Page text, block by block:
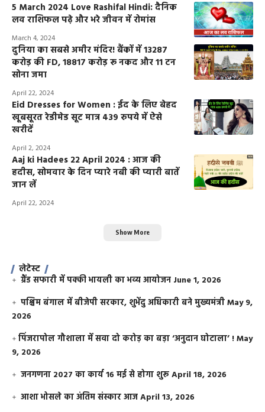
5 March 2024 Love Rashifal Hindi: दैनिक
लव राशिफल पढ़े और भरे जीवन में रोमांस
March 4, 2024
दुनिया का सबसे अमीर मंदिर! बैंकों में 13287
करोड़ की FD, 18817 करोड़ रू नकद और 11 टन
सोना जमा
April 22, 2024
Eid Dresses for Women : ईद के लिए बेहद
खूबसूरत रेडीमेड सूट मात्र 439 रुपये में ऐसे
खरीदें
April 2, 2024
Aaj ki Hadees 22 April 2024 : आज की
हदीस, सोमवार के दिन प्यारे नबी की प्यारी बातें
जान लें
April 22, 2024
Show More
लेटेस्ट
ग्रैंड सफारी में पक्की भायली का भव्य आयोजन June 1, 2026
पश्चिम बंगाल में बीजेपी सरकार, शुभेंदु अधिकारी बने मुख्यमंत्रीMay 9,
2026
​पिंजरापोल गौशाला में सवा दो करोड़ का बड़ा ‘अनुदान घोटाला’ !May
9, 2026
जनगणना 2027 का कार्य 16 मई से होगा शुरूApril 18, 2026
आशा भोसले का अंतिम संस्कार आजApril 13, 2026